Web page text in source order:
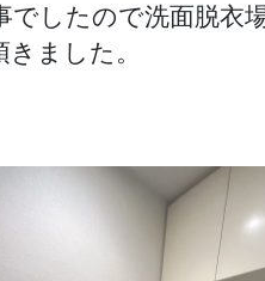
したので洗面脱衣
ました。